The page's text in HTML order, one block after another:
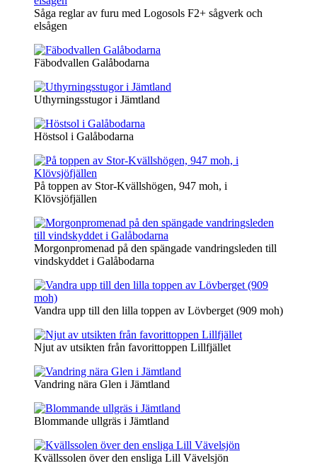
Såga reglar av furu med Logosols F2+ sågverk och
elsågen
Fäbodvallen Galåbodarna
Uthyrningsstugor i Jämtland
Höstsol i Galåbodarna
På toppen av Stor-Kvällshögen, 947 moh, i
Klövsjöfjällen
Morgonpromenad på den spängade vandringsleden till
vindskyddet i Galåbodarna
Vandra upp till den lilla toppen av Lövberget (909 moh)
Njut av utsikten från favorittoppen Lillfjället
Vandring nära Glen i Jämtland
Blommande ullgräs i Jämtland
Kvällssolen över den ensliga Lill Vävelsjön